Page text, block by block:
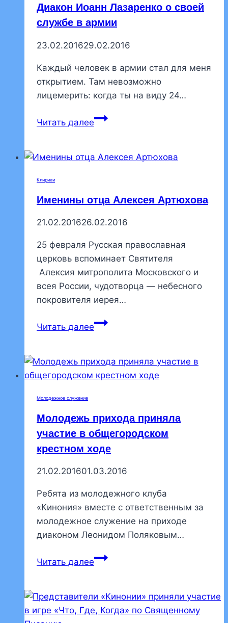
посвященном
теме
в
Диакон Иоанн Лазаренко о своей
службе в армии
23.02.201629.02.2016
Каждый человек в армии стал для меня
открытием. Там невозможно
лицемерить: когда ты на виду 24…
Читать далееКо
Отечества.
Лазаренко
своей
службе
в
армии
Клирики
Именины отца Алексея Артюхова
21.02.201626.02.2016
25 февраля Русская православная
церковь вспоминает Святителя
Алексия митрополита Московского и
всея России, чудотворца — небесного
покровителя иерея…
Читать далееИменины
Артюхова
Молодежное служение
Молодежь прихода приняла
участие в общегородском
крестном ходе
21.02.201601.03.2016
Ребята из молодежного клуба
«Кинония» вместе с ответственным за
молодежное служение на приходе
диаконом Леонидом Поляковым…
Читать далееМолодежь
участие
в